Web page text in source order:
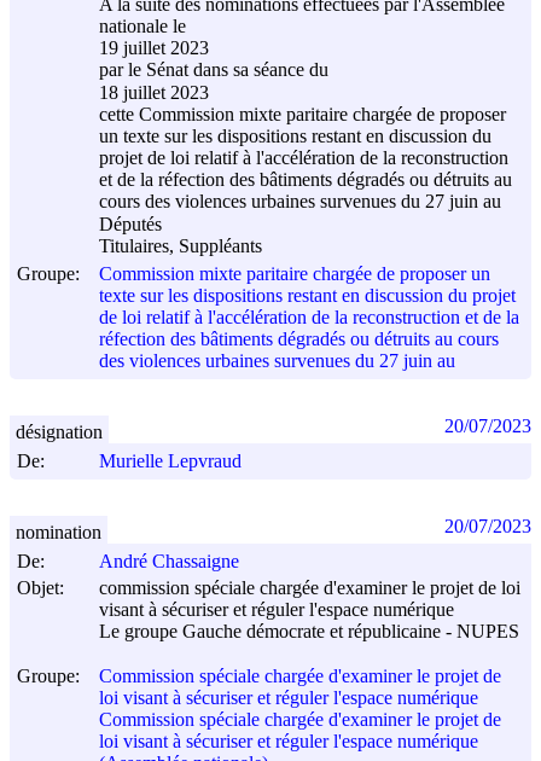
nationale le
19 juillet 2023
par le Sénat dans sa séance du
18 juillet 2023
cette Commission mixte paritaire chargée de proposer
un texte sur les dispositions restant en discussion du
projet de loi relatif à l'accélération de la reconstruction
et de la réfection des bâtiments dégradés ou détruits au
cours des violences urbaines survenues du 27 juin au
Députés
Titulaires, Suppléants
Groupe:
Commission mixte paritaire chargée de proposer un
texte sur les dispositions restant en discussion du projet
de loi relatif à l'accélération de la reconstruction et de la
réfection des bâtiments dégradés ou détruits au cours
des violences urbaines survenues du 27 juin au
De: Murielle Lepvraud
désignation 20/07/2023
De:
André Chassaigne
Objet:
commission spéciale chargée d'examiner le projet de loi
visant à sécuriser et réguler l'espace numérique
Le groupe Gauche démocrate et républicaine - NUPES
Groupe:
Commission spéciale chargée d'examiner le projet de
loi visant à sécuriser et réguler l'espace numérique
Commission spéciale chargée d'examiner le projet de
loi visant à sécuriser et réguler l'espace numérique
nomination 20/07/2023